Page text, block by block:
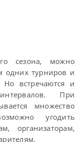
сезона, можно
одних турниров и
встречаются и
При
множество
угодить
организаторам,